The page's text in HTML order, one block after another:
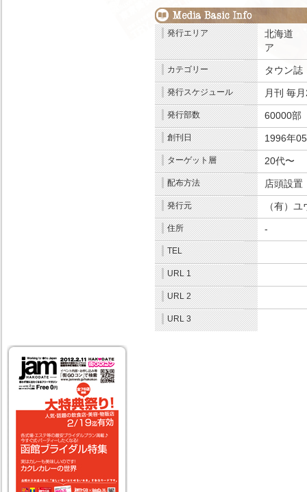
発行エリア 北海道
ア
カテゴリー タウン誌
発行スケジュール 月刊 毎
発行部数 60000部
創刊日 1996年
ターゲット層 20代〜
配布方法 店頭設置
発行元 （有）
住所 -
TEL
URL 1
URL 2
URL 3